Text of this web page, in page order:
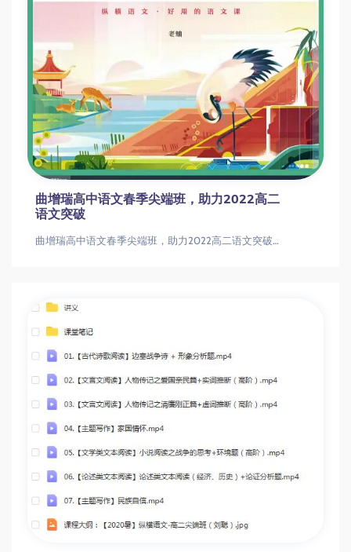
曲增瑞高中语文春季尖端班，助力2022高二
语文突破
曲增瑞高中语文春季尖端班，助力2022高二语文突破曲增瑞高中语文春季尖端班，助力2022高二语文突破